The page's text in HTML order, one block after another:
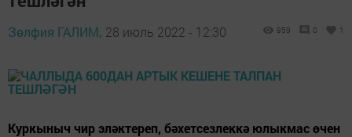
Зөлфия ГАЛИМ, 28 июль 2022 - 12:30 959 0 1
Куркыныч чир эләктереп, бәхетсезлеккә юлыкмас өчен